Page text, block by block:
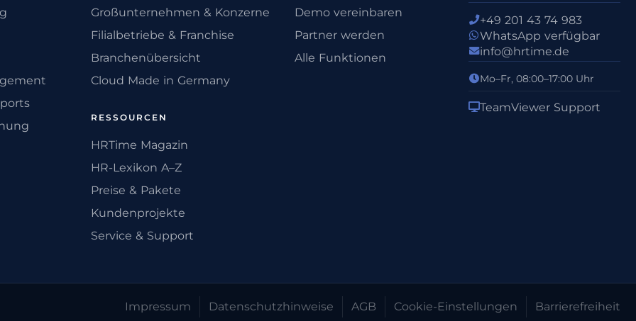
Großunternehmen & Konzerne
Filialbetriebe & Franchise
Branchenübersicht
Cloud Made in Germany
RESSOURCEN
HRTime Magazin
HR-Lexikon A–Z
Preise & Pakete
Kundenprojekte
Service & Support
Demo vereinbaren
Partner werden
Alle Funktionen
+49 201 43 74 983
WhatsApp verfügbar
info@hrtime.de
Mo–Fr, 08:00–17:00 Uhr
TeamViewer Support
Impressum Datenschutz­hinweise AGB Cookie-Einstellungen Barrierefreiheit